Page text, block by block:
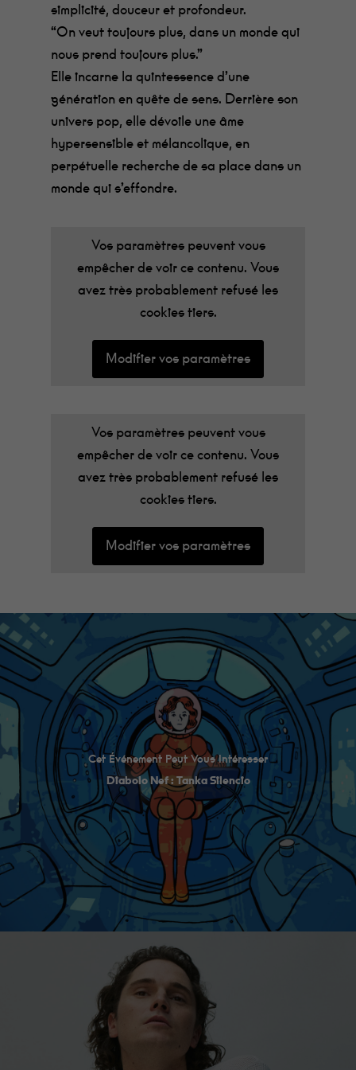
simplicité, douceur et profondeur.
“On veut toujours plus, dans un monde qui
nous prend toujours plus.”
Elle incarne la quintessence d’une
génération en quête de sens. Derrière son
univers pop, elle dévoile une âme
hypersensible et mélancolique, en
perpétuelle recherche de sa place dans un
monde qui s’effondre.
Vos paramètres peuvent vous
empêcher de voir ce contenu. Vous
avez très probablement refusé les
cookies tiers.
Modifier vos paramètres
Vos paramètres peuvent vous
empêcher de voir ce contenu. Vous
avez très probablement refusé les
cookies tiers.
Modifier vos paramètres
Cet Événement Peut Vous Intéresser
Diabolo Nef : Tanka Silencio